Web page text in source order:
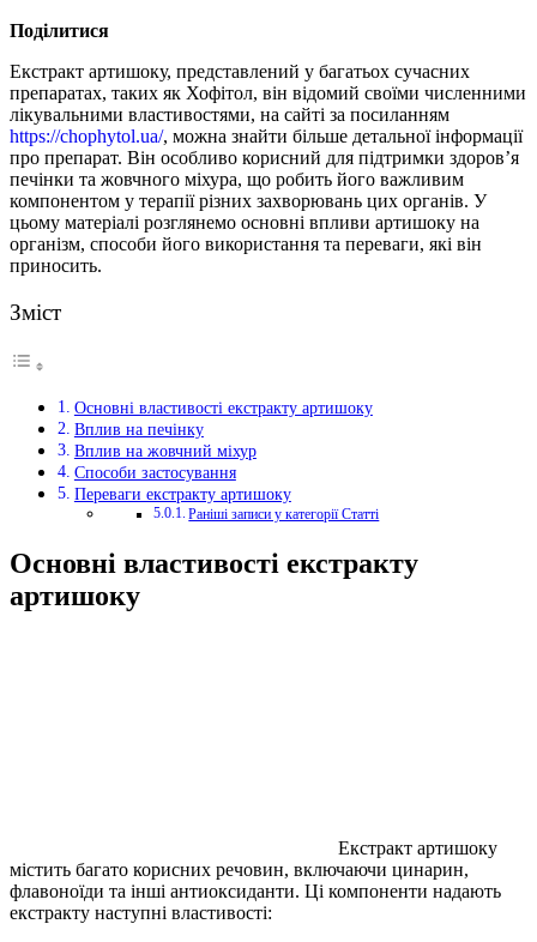
Поділитися
Екстракт артишоку, представлений у багатьох сучасних
препаратах, таких як Хофітол, він відомий своїми численними
лікувальними властивостями, на сайті за посиланням
https://chophytol.ua/, можна знайти більше детальної інформації
про препарат. Він особливо корисний для підтримки здоров’я
печінки та жовчного міхура, що робить його важливим
компонентом у терапії різних захворювань цих органів. У
цьому матеріалі розглянемо основні впливи артишоку на
організм, способи його використання та переваги, які він
приносить.
Зміст
Основні властивості екстракту артишоку
Вплив на печінку
Вплив на жовчний міхур
Способи застосування
Переваги екстракту артишоку
Раніші записи у категорії Статті
Основні властивості екстракту
артишоку
Екстракт артишоку
містить багато корисних речовин, включаючи цинарин,
флавоноїди та інші антиоксиданти. Ці компоненти надають
екстракту наступні властивості: